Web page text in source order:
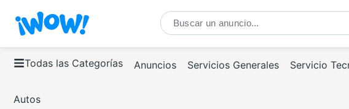
Todas las Categorías Anuncios Servicios Generales Servicio
Autos